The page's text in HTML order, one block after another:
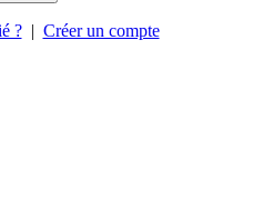
?| Créer un compte